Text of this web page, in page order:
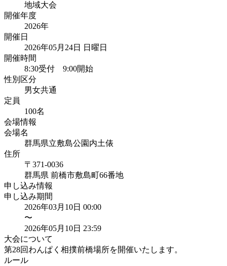
地域大会
開催年度
2026年
開催日
2026年05月24日 日曜日
開催時間
8:30受付 9:00開始
性別区分
男女共通
定員
100名
会場情報
会場名
群馬県立敷島公園内土俵
住所
〒371-0036
群馬県 前橋市敷島町66番地
申し込み情報
申し込み期間
2026年03月10日 00:00
〜
2026年05月10日 23:59
大会について
第28回わんぱく相撲前橋場所を開催いたします。
ルール